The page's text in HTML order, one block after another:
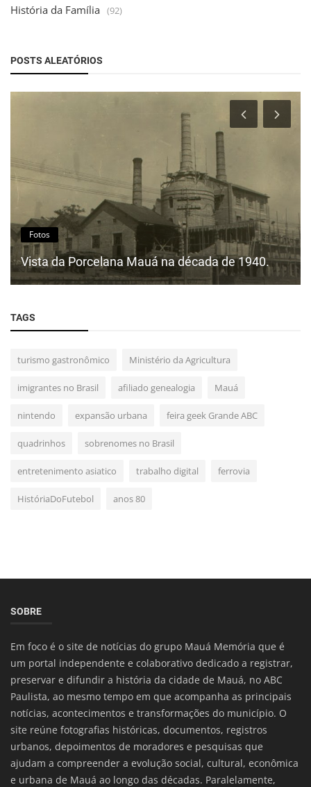
História da Família (92)
POSTS ALEATÓRIOS
Fotos
Vista da Porcelana Mauá na década de 1940.
TAGS
turismo gastronômico Ministério da Agricultura
imigrantes no Brasil afiliado genealogia Mauá
nintendo expansão urbana feira geek Grande ABC
quadrinhos sobrenomes no Brasil
entretenimento asiatico trabalho digital ferrovia
HistóriaDoFutebol anos 80
SOBRE
Em foco é o site de notícias do grupo Mauá Memória que é
um portal independente e colaborativo dedicado a registrar,
preservar e difundir a história da cidade de Mauá, no ABC
Paulista, ao mesmo tempo em que acompanha as principais
notícias, acontecimentos e transformações do município. O
site reúne fotografias históricas, documentos, registros
urbanos, depoimentos de moradores e pesquisas que
ajudam a compreender a evolução social, cultural, econômica
e urbana de Mauá ao longo das décadas. Paralelamente,